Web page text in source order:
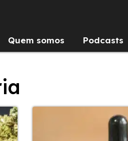
Quem somos Podcasts